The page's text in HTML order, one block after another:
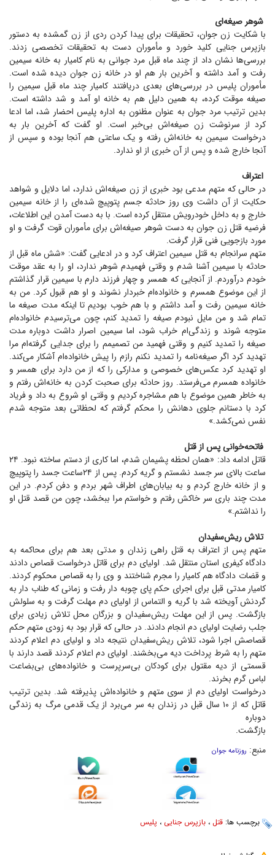
شوهر صیغه‌ای
با شکایت زن جوان، تحقیقات برای پیدا کردن ردی از زن گمشده به دستور
بازپرس جنایی کلید خورد و مأموران دست به تحقیقات تخصصی زدند.
بررسی‌ها نشان داد از چند ماه قبل مرد جوانی به نام کامیار به خانه سیمین
رفت و آمد داشته و آخرین بار هم او در خانه زن جوان دیده شده است.
مأموران پلیس در بررسی‌های بعدی دریافتند کامیار چند ماه قبل سیمین را
صیغه موقت کرده، به همین دلیل هم به خانه او آمد و شد داشته است.
بدین ترتیب مرد جوان به عنوان مظنون به اداره پلیس احضار شد، اما ادعا
کرد از سرنوشت زن صیغه‌اش بی‌خبر است. او گفت که آخرین بار به
درخواست سیمین به خانه‌اش رفته و یک ساعتی هم آنجا بوده و سپس از
آنجا خارج شده و پس از آن خبری از او ندارد.
اعتراف
در حالی که متهم مدعی بود خبری از زن صیغه‌اش ندارد، اما دلایل و شواهد
حکایت از آن داشت وی روز حادثه جسم پتوپیچ شده‌ای را از خانه سیمین
خارج و به داخل خودرویش منتقل کرده است. با به دست آمدن این اطلاعات،
فرضیه قتل زن جوان به دست شوهر صیغه‌اش برای مأموران قوت گرفت و او
مورد بازجویی فنی قرار گرفت.
متهم سرانجام به قتل سیمین اعتراف کرد و در ادعایی گفت: «شش ماه قبل از
حادثه با سیمین آشنا شدم و وقتی فهمیدم شوهر ندارد، او را به عقد موقت
خودم درآوردم. از آنجایی که همسر و چهار فرزند دارم با سیمین قرار گذاشتم
از این موضوع همسرم و خانواده‌ام خبردار نشوند و او هم قبول کرد. من به
خانه سیمین رفت و آمد داشتم و با هم خوب بودیم تا اینکه مدت صیغه ما
تمام شد و من مایل نبودم صیغه را تمدید کنم، چون می‌ترسیدم خانواده‌ام
متوجه شوند و زندگی‌ام خراب شود، اما سیمین اصرار داشت دوباره مدت
صیغه را تمدید کنیم و وقتی فهمید من تصمیمم را برای جدایی گرفته‌ام مرا
تهدید کرد اگر صیغه‌نامه را تمدید نکنم رازم را پیش خانواده‌ام آشکار می‌کند.
او تهدید کرد عکس‌های خصوصی و مدارکی را که از من دارد برای همسر و
خانواده همسرم می‌فرستد. روز حادثه برای صحبت کردن به خانه‌اش رفتم و
به خاطر همین موضوع با هم مشاجره کردیم و وقتی او شروع به داد و فریاد
کرد با دستانم جلوی دهانش را محکم گرفتم که لحظاتی بعد متوجه شدم
نفس نمی‌کشد.»
فاتحه‌خوانی پس از قتل
قاتل ادامه داد: «همان لحظه پشیمان شدم، اما کاری از دستم ساخته نبود. ۲۴
ساعت بالای سر جسد نشستم و گریه کردم. پس از ۲۴‌ساعت جسد را پتوپیچ
و از خانه خارج کردم و به بیابان‌های اطراف شهر بردم و دفن کردم. در این
مدت چند باری سر خاکش رفتم و خواستم مرا ببخشد، چون من قصد قتل او
را نداشتم.»
تلاش ریش‌سفیدان
متهم پس از اعتراف به قتل راهی زندان و مدتی بعد هم برای محاکمه به
دادگاه کیفری استان منتقل شد. اولیای دم برای قاتل درخواست قصاص دادند
و قضات دادگاه هم کامیار را مجرم شناختند و وی را به قصاص محکوم کردند.
کامیار مدتی قبل برای اجرای حکم پای چوبه دار رفت و زمانی که طناب دار به
گردنش آویخته شد با گریه و التماس از اولیای دم مهلت گرفت و به سلولش
بازگشت. پس از این مهلت ریش‌سفیدان و بزرگان محل تلاش زیادی برای
جلب رضایت اولیای دم انجام دادند. در حالی که قرار بود به زودی متهم حکم
قصاصش اجرا شود، تلاش ریش‌سفیدان نتیجه داد و اولیای دم اعلام کردند
متهم را به شرط پرداخت دیه می‌بخشند. اولیای دم اعلام کردند قصد دارند با
قسمتی از دیه مقتول برای کودکان بی‌سرپرست و خانواده‌های بی‌بضاعت
لباس گرم بخرند.
درخواست اولیای دم از سوی متهم و خانواده‌اش پذیرفته شد. بدین ترتیب
قاتل که از ۱۰ سال قبل در زندان به سر می‌برد از یک قدمی مرگ به زندگی
دوباره
بازگشت.
منبع: روزنامه جوان
برچسب ها: قتل ، بازپرس جنایی ، پلیس